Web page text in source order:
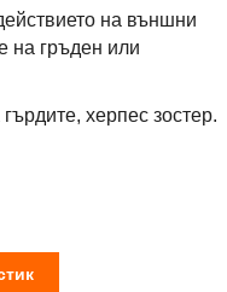
на външни
на гръден или
херпес зостер.